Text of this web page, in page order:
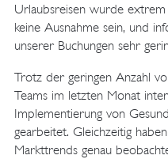
Urlaubsreisen wurde
keine Ausnahme sein, und
unserer Buchungen sehr
Trotz der geringen Anzahl
Teams im letzten Monat
Implementierung von
gearbeitet. Gleichzeitig
Markttrends genau